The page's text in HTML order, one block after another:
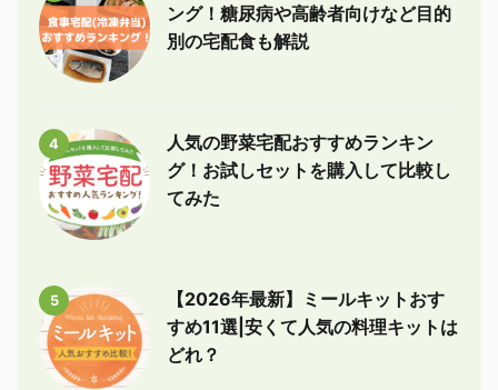
ング！糖尿病や高齢者向けなど目的
別の宅配食も解説
4
人気の野菜宅配おすすめランキン
グ！お試しセットを購入して比較し
てみた
5
【2026年最新】ミールキットおす
すめ11選|安くて人気の料理キットは
どれ？